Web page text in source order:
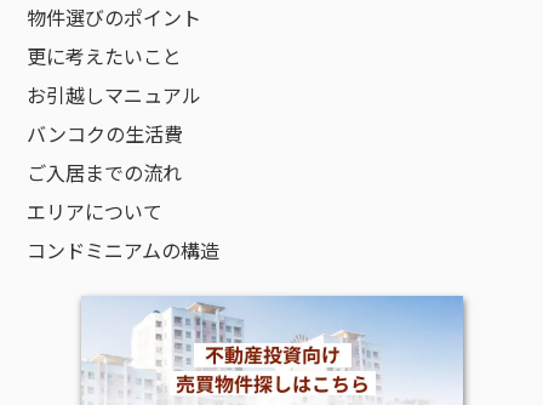
物件選びのポイント
更に考えたいこと
お引越しマニュアル
バンコクの生活費
ご入居までの流れ
エリアについて
コンドミニアムの構造